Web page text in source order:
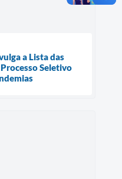
a Lista das
Seletivo